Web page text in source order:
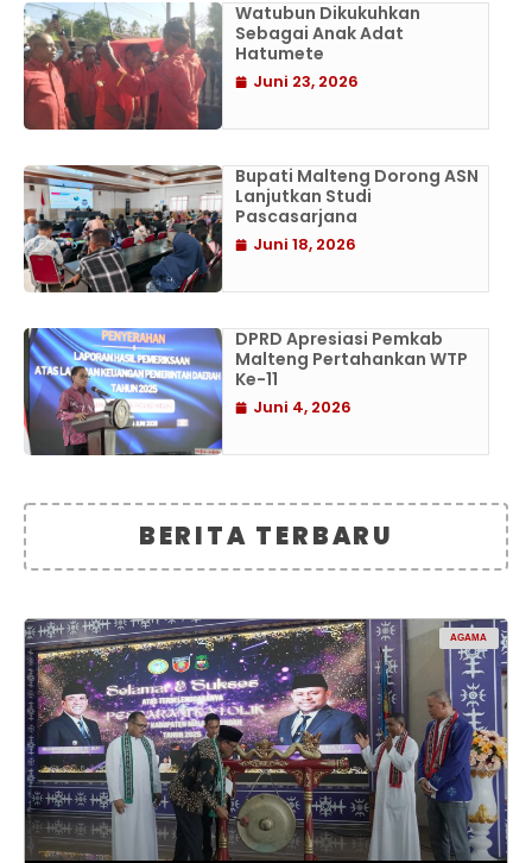
Watubun Dikukuhkan
Sebagai Anak Adat
Hatumete
Juni 23, 2026
Bupati Malteng Dorong ASN
Lanjutkan Studi
Pascasarjana
Juni 18, 2026
DPRD Apresiasi Pemkab
Malteng Pertahankan WTP
Ke-11
Juni 4, 2026
BERITA TERBARU
AGAMA